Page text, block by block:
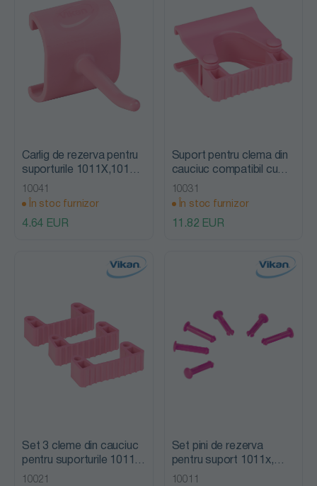
Carlig de rezerva pentru
suporturile 1011X,1012X
& 1014X, Vikan
10041
În stoc furnizor
4.64 EUR
Suport pentru clema din
cauciuc compatibil cu
1011X & 1013X, Vikan
10031
În stoc furnizor
11.82 EUR
Set 3 cleme din cauciuc
pentru suporturile 1011x
& 1013x, Vikan
10021
Set pini de rezerva
pentru suport 1011x,
1013x, Vikan
10011